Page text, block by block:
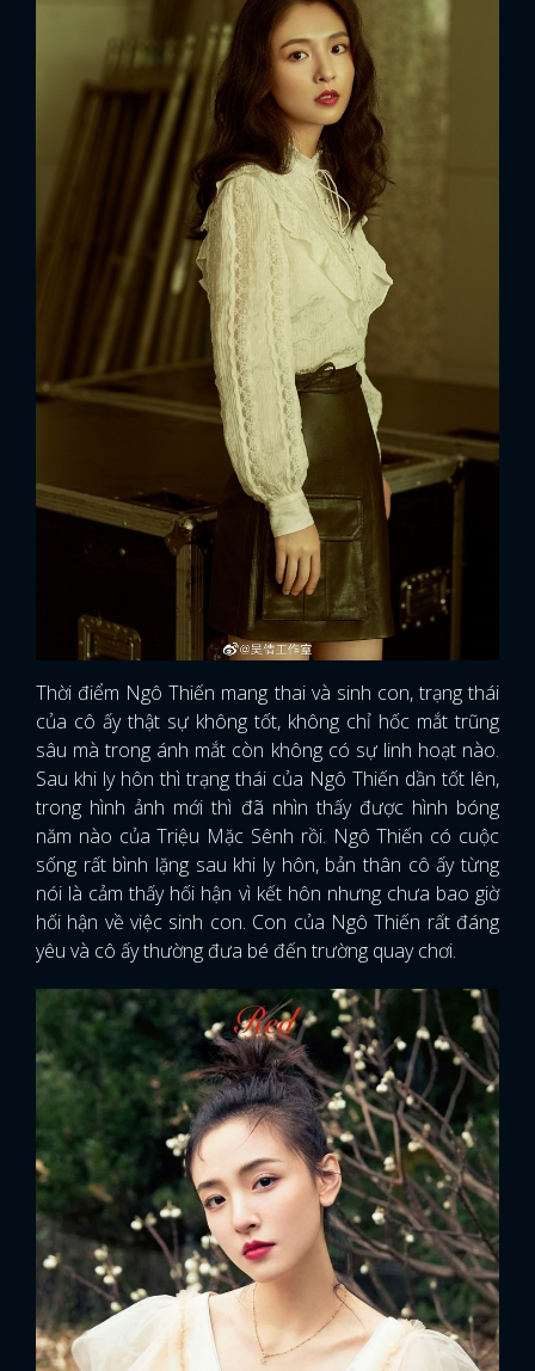
Thời điểm Ngô Thiến mang thai và sinh con, trạng thái
của cô ấy thật sự không tốt, không chỉ hốc mắt trũng
sâu mà trong ánh mắt còn không có sự linh hoạt nào.
Sau khi ly hôn thì trạng thái của Ngô Thiến dần tốt lên,
trong hình ảnh mới thì đã nhìn thấy được hình bóng
năm nào của Triệu Mặc Sênh rồi. Ngô Thiến có cuộc
sống rất bình lặng sau khi ly hôn, bản thân cô ấy từng
nói là cảm thấy hối hận vì kết hôn nhưng chưa bao giờ
hối hận về việc sinh con. Con của Ngô Thiến rất đáng
yêu và cô ấy thường đưa bé đến trường quay chơi.